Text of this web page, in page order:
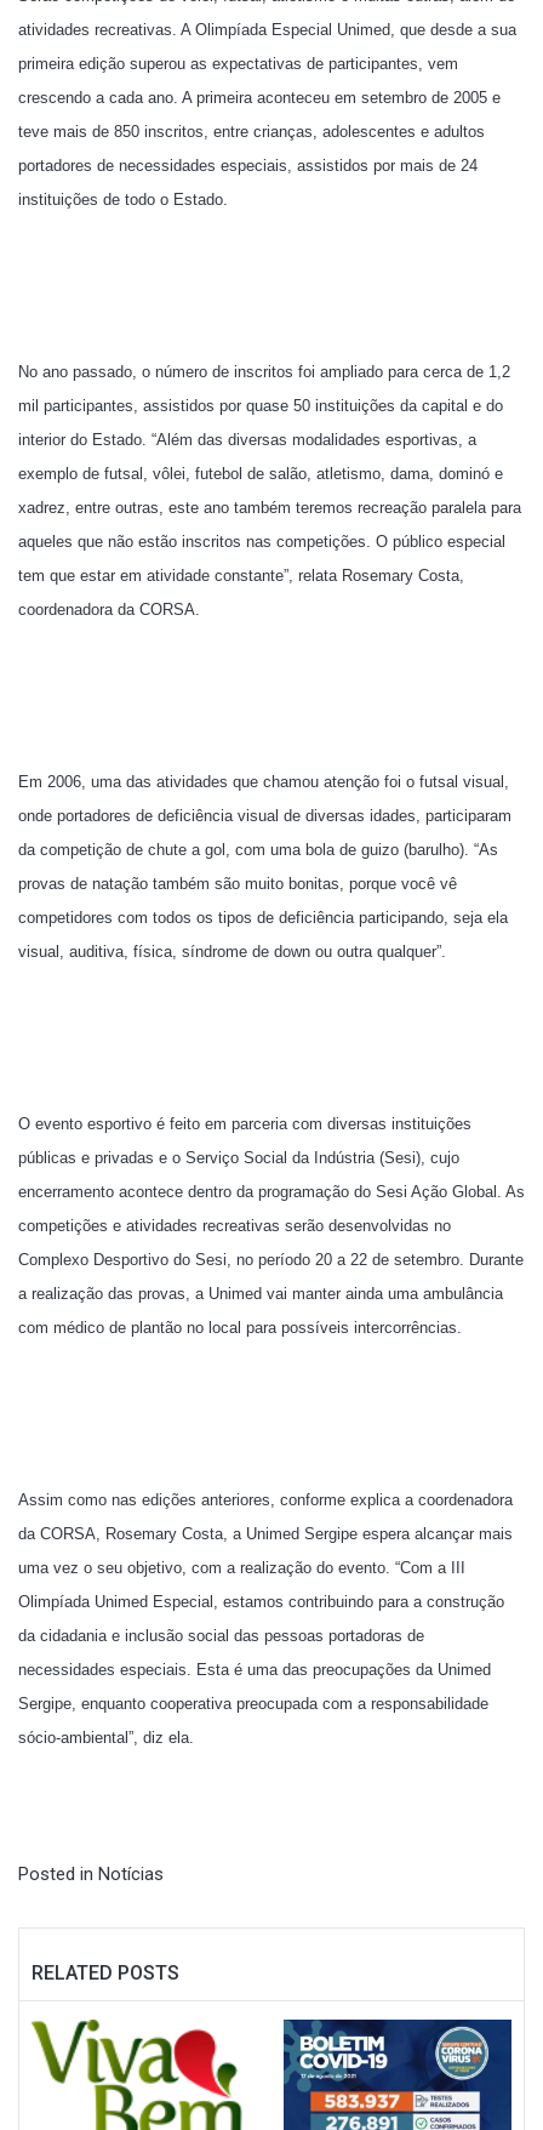
atividades recreativas. A Olimpíada Especial Unimed, que desde a sua
primeira edição superou as expectativas de participantes, vem
crescendo a cada ano. A primeira aconteceu em setembro de 2005 e
teve mais de 850 inscritos, entre crianças, adolescentes e adultos
portadores de necessidades especiais, assistidos por mais de 24
instituições de todo o Estado.
No ano passado, o número de inscritos foi ampliado para cerca de 1,2
mil participantes, assistidos por quase 50 instituições da capital e do
interior do Estado. “Além das diversas modalidades esportivas, a
exemplo de futsal, vôlei, futebol de salão, atletismo, dama, dominó e
xadrez, entre outras, este ano também teremos recreação paralela para
aqueles que não estão inscritos nas competições. O público especial
tem que estar em atividade constante”, relata Rosemary Costa,
coordenadora da CORSA.
Em 2006, uma das atividades que chamou atenção foi o futsal visual,
onde portadores de deficiência visual de diversas idades, participaram
da competição de chute a gol, com uma bola de guizo (barulho). “As
provas de natação também são muito bonitas, porque você vê
competidores com todos os tipos de deficiência participando, seja ela
visual, auditiva, física, síndrome de down ou outra qualquer”.
O evento esportivo é feito em parceria com diversas instituições
públicas e privadas e o Serviço Social da Indústria (Sesi), cujo
encerramento acontece dentro da programação do Sesi Ação Global. As
competições e atividades recreativas serão desenvolvidas no
Complexo Desportivo do Sesi, no período 20 a 22 de setembro. Durante
a realização das provas, a Unimed vai manter ainda uma ambulância
com médico de plantão no local para possíveis intercorrências.
Assim como nas edições anteriores, conforme explica a coordenadora
da CORSA, Rosemary Costa, a Unimed Sergipe espera alcançar mais
uma vez o seu objetivo, com a realização do evento. “Com a III
Olimpíada Unimed Especial, estamos contribuindo para a construção
da cidadania e inclusão social das pessoas portadoras de
necessidades especiais. Esta é uma das preocupações da Unimed
Sergipe, enquanto cooperativa preocupada com a responsabilidade
sócio-ambiental”, diz ela.
Posted in Notícias
RELATED POSTS